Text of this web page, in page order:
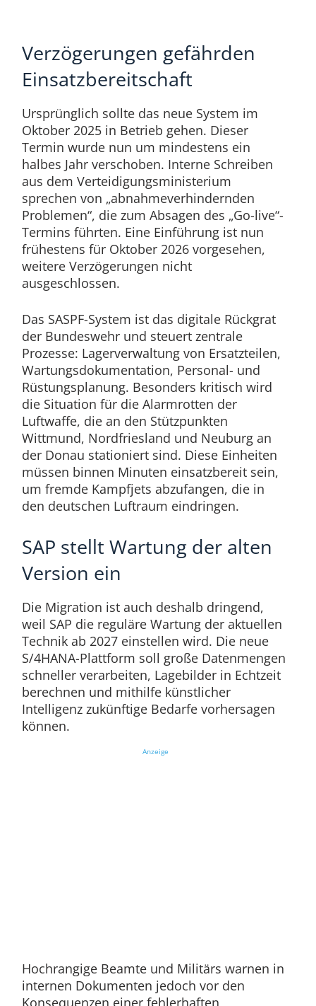
Verzögerungen gefährden
Einsatzbereitschaft
Ursprünglich sollte das neue System im
Oktober 2025 in Betrieb gehen. Dieser
Termin wurde nun um mindestens ein
halbes Jahr verschoben. Interne Schreiben
aus dem Verteidigungsministerium
sprechen von „abnahmeverhindernden
Problemen“, die zum Absagen des „Go-live“-
Termins führten. Eine Einführung ist nun
frühestens für Oktober 2026 vorgesehen,
weitere Verzögerungen nicht
ausgeschlossen.
Das SASPF-System ist das digitale Rückgrat
der Bundeswehr und steuert zentrale
Prozesse: Lagerverwaltung von Ersatzteilen,
Wartungsdokumentation, Personal- und
Rüstungsplanung. Besonders kritisch wird
die Situation für die Alarmrotten der
Luftwaffe, die an den Stützpunkten
Wittmund, Nordfriesland und Neuburg an
der Donau stationiert sind. Diese Einheiten
müssen binnen Minuten einsatzbereit sein,
um fremde Kampfjets abzufangen, die in
den deutschen Luftraum eindringen.
SAP stellt Wartung der alten
Version ein
Die Migration ist auch deshalb dringend,
weil SAP die reguläre Wartung der aktuellen
Technik ab 2027 einstellen wird. Die neue
S/4HANA-Plattform soll große Datenmengen
schneller verarbeiten, Lagebilder in Echtzeit
berechnen und mithilfe künstlicher
Intelligenz zukünftige Bedarfe vorhersagen
können.
Anzeige
Hochrangige Beamte und Militärs warnen in
internen Dokumenten jedoch vor den